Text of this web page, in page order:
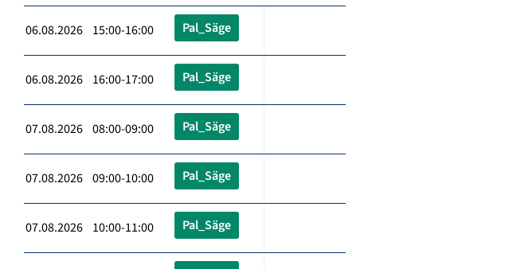
06.08.2026 15:00-16:00 Pal_Säge
06.08.2026 16:00-17:00 Pal_Säge
07.08.2026 08:00-09:00 Pal_Säge
07.08.2026 09:00-10:00 Pal_Säge
07.08.2026 10:00-11:00 Pal_Säge